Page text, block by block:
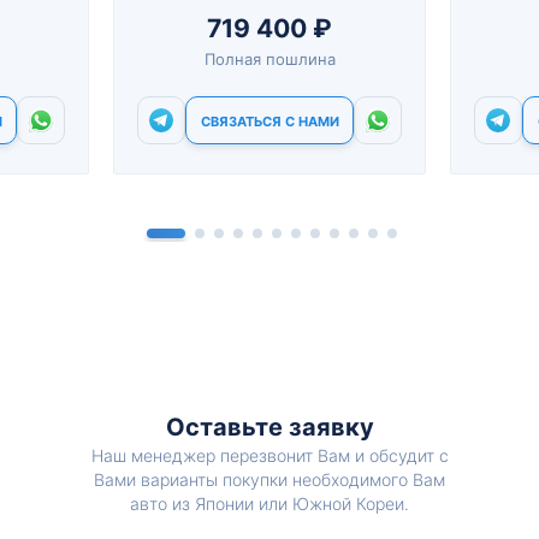
719 400 ₽
Полная пошлина
СВЯЗАТЬСЯ С НАМИ
Оставьте заявку
Наш менеджер перезвонит Вам и обсудит с
Вами варианты покупки необходимого Вам
авто из Японии или Южной Кореи.